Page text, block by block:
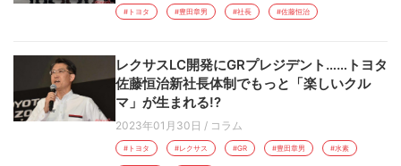
#トヨタ #豊田章男 #社長 #佐藤恒治
レクサスLC開発にGRプレジデント……トヨタ
佐藤恒治新社長体制でもっと「楽しいクル
マ」が生まれる!?
2023年01月30日 / コラム
#トヨタ #レクサス #GR #豊田章男 #水素